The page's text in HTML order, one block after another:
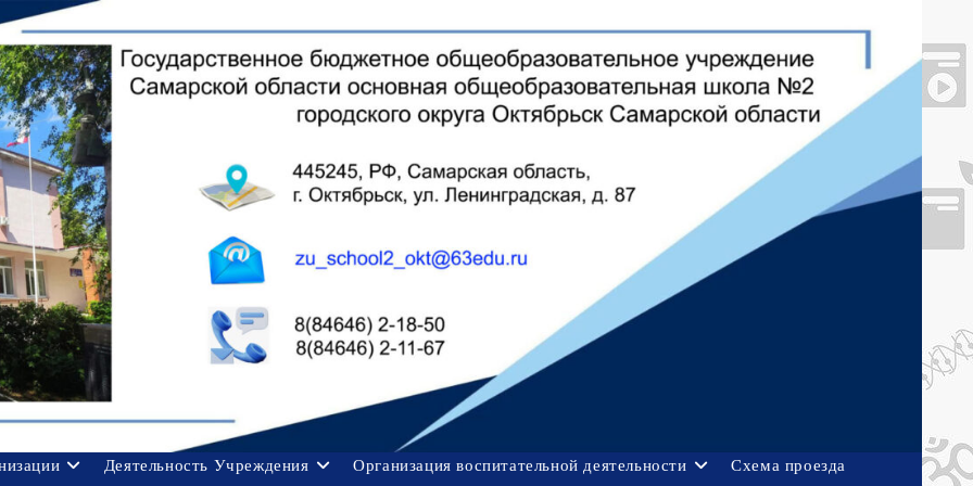
Деятельность Учреждения Организация воспитательной деятельности
Схема проезда